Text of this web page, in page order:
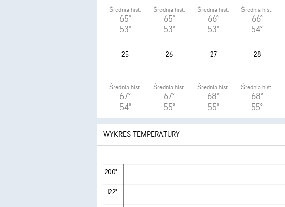
Średnia hist.
65°
53°
Średnia hist.
65°
53°
Średnia hist.
66°
53°
Średnia hist.
66°
54°
25
Średnia hist.
67°
54°
26
Średnia hist.
67°
55°
27
Średnia hist.
68°
55°
28
Średnia hist.
68°
55°
WYKRES TEMPERATURY
-200°
-122°